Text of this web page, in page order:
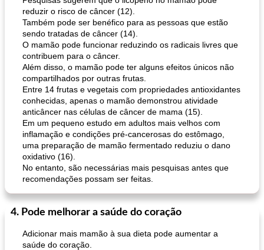
reduzir o risco de câncer (12).
Também pode ser benéfico para as pessoas que estão
sendo tratadas de câncer (14).
O mamão pode funcionar reduzindo os radicais livres que
contribuem para o câncer.
Além disso, o mamão pode ter alguns efeitos únicos não
compartilhados por outras frutas.
Entre 14 frutas e vegetais com propriedades antioxidantes
conhecidas, apenas o mamão demonstrou atividade
anticâncer nas células de câncer de mama (15).
Em um pequeno estudo em adultos mais velhos com
inflamação e condições pré-cancerosas do estômago,
uma preparação de mamão fermentado reduziu o dano
oxidativo (16).
No entanto, são necessárias mais pesquisas antes que
recomendações possam ser feitas.
4. Pode melhorar a saúde do coração
Adicionar mais mamão à sua dieta pode aumentar a
saúde do coração.